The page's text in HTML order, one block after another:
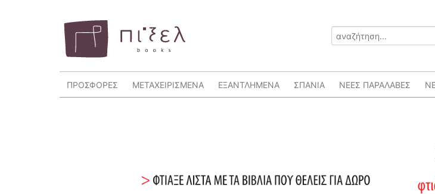
ΠΡΟΣΦΟΡΕΣ ΜΕΤΑΧΕΙΡΙΣΜΕΝΑ ΕΞΑΝΤΛΗΜΕΝΑ ΣΠΑΝΙΑ ΝΕΕΣ ΠΑΡΑΛΑΒΕΣ